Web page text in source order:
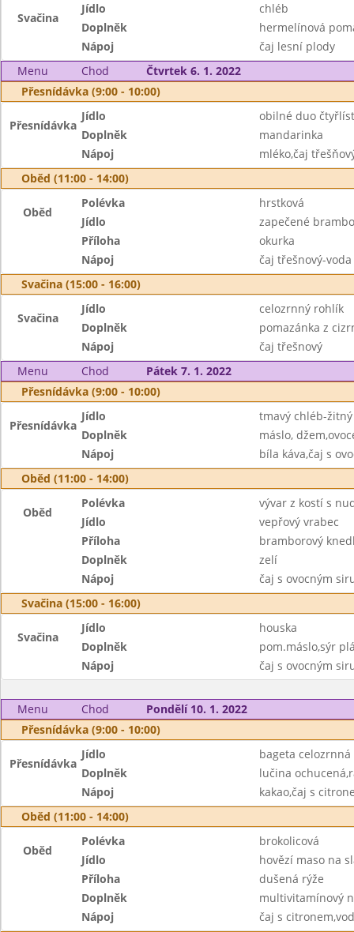
Svačina
Jídlo
chléb
Doplněk
hermelínová
Nápoj
čaj lesní plody
Menu
Chod
Čtvrtek 6. 1. 2022
Přesnídávka (9:00 - 10:00)
Přesnídávka
Jídlo
obilné duo
Doplněk
mandarinka
Nápoj
mléko,čaj
Oběd (11:00 - 14:00)
Oběd
Polévka
hrstková
Jídlo
zapečené
Příloha
okurka
Nápoj
čaj třešnový-
Svačina (15:00 - 16:00)
Svačina
Jídlo
celozrnný rohlík
Doplněk
pomazánka z
Nápoj
čaj třešnový
Menu
Chod
Pátek 7. 1. 2022
Přesnídávka (9:00 - 10:00)
Přesnídávka
Jídlo
tmavý chléb-žitný
Doplněk
máslo,
Nápoj
bíla káva,čaj s
Oběd (11:00 - 14:00)
Oběd
Polévka
vývar z kostí s
Jídlo
vepřový vrabec
Příloha
bramborový
Doplněk
zelí
Nápoj
čaj s ovocným
Svačina (15:00 - 16:00)
Svačina
Jídlo
houska
Doplněk
pom.máslo,sýr
Nápoj
čaj s ovocným
Menu Chod
Pondělí 10. 1. 2022
Přesnídávka (9:00 - 10:00)
Přesnídávka
Jídlo
bageta celozrnná
Doplněk
lučina
Nápoj
kakao,čaj s
Oběd (11:00 - 14:00)
Oběd
Polévka
brokolicová
Jídlo
hovězí maso na
Příloha
dušená rýže
Doplněk
multivitamínový
Nápoj
čaj s